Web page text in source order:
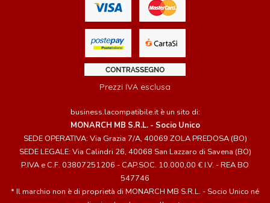
Prezzi IVA esclusa
business.lacompatibile.it è un sito di:
MONARCH MB S.R.L. - Socio Unico
SEDE OPERATIVA: Via Grazia 7/A, 40069 ZOLA PREDOSA (BO)
SEDE LEGALE: Via Calindri 26, 40068 San Lazzaro di Savena (BO)
P.IVA e C.F. 03807251206 - CAP.SOC. 10.000,00 € I.V. - REA BO
547746
* Il marchio non è di proprietà di MONARCH MB S.R.L. - Socio Unico né